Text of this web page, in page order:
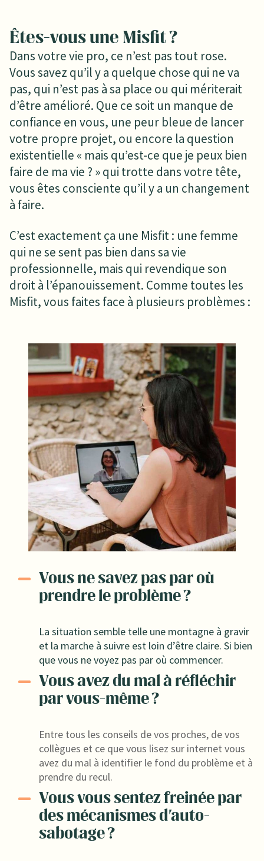
Êtes-vous une Misfit ?
Dans votre vie pro, ce n’est pas tout rose.
Vous savez qu’il y a quelque chose qui ne va
pas, qui n’est pas à sa place ou qui mériterait
d’être amélioré. Que ce soit un manque de
confiance en vous, une peur bleue de lancer
votre propre projet, ou encore la question
existentielle « mais qu’est-ce que je peux bien
faire de ma vie ? » qui trotte dans votre tête,
vous êtes consciente qu’il y a un changement
à faire.
C’est exactement ça une Misfit : une femme
qui ne se sent pas bien dans sa vie
professionnelle, mais qui revendique son
droit à l’épanouissement. Comme toutes les
Misfit, vous faites face à plusieurs problèmes :
Vous ne savez pas par où
prendre le problème ?
La situation semble telle une montagne à gravir
et la marche à suivre est loin d’être claire. Si bien
que vous ne voyez pas par où commencer.
Vous avez du mal à réfléchir
par vous-même ?
Entre tous les conseils de vos proches, de vos
collègues et ce que vous lisez sur internet vous
avez du mal à identifier le fond du problème et à
prendre du recul.
Vous vous sentez freinée par
des mécanismes d'auto-
sabotage ?